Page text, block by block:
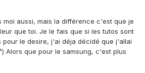
moi aussi, mais la différence c'est que je
que toi. Je le fais que si les tutos sont
le desire, j'ai déja décidé que j'allai
Alors que pour le samsung, c'est plus